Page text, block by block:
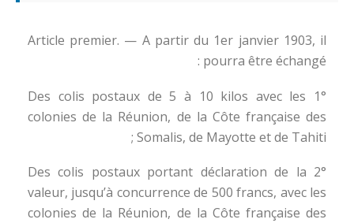
Article premier. — A partir du 1er janvier 1903, il
pourra être échangé :
1° Des colis postaux de 5 à 10 kilos avec les
colonies de la Réunion, de la Côte française des
Somalis, de Mayotte et de Tahiti ;
2° Des colis postaux portant déclaration de la
valeur, jusqu’à concurrence de 500 francs, avec les
colonies de la Réunion, de la Côte française des